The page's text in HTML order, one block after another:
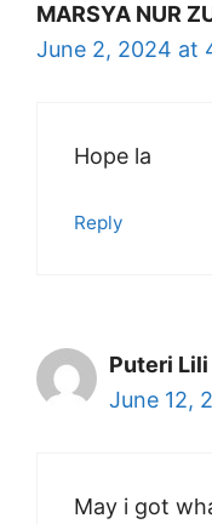
MARSYA NUR
June 2, 2024 at
Hope la
Reply
Puteri Lili
June 12,
May i got